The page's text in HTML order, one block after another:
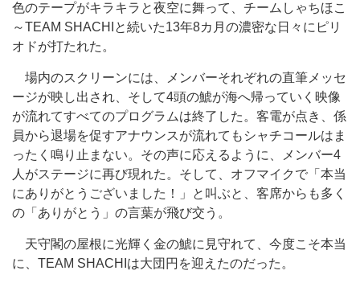
色のテープがキラキラと夜空に舞って、チームしゃちほこ
～TEAM SHACHIと続いた13年8カ月の濃密な日々にピリ
オドが打たれた。
場内のスクリーンには、メンバーそれぞれの直筆メッセ
ージが映し出され、そして4頭の鯱が海へ帰っていく映像
が流れてすべてのプログラムは終了した。客電が点き、係
員から退場を促すアナウンスが流れてもシャチコールはま
ったく鳴り止まない。その声に応えるように、メンバー4
人がステージに再び現れた。そして、オフマイクで「本当
にありがとうございました！」と叫ぶと、客席からも多く
の「ありがとう」の言葉が飛び交う。
天守閣の屋根に光輝く金の鯱に見守れて、今度こそ本当
に、TEAM SHACHIは大団円を迎えたのだった。